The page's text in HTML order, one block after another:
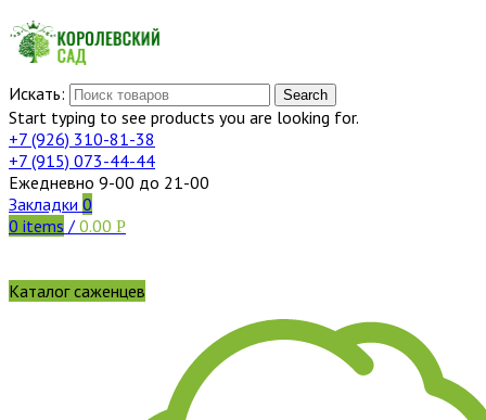
Искать: Search
Start typing to see products you are looking for.
+7 (926) 310-81-38
+7 (915) 073-44-44
Ежедневно 9-00 до 21-00
Закладки 0
0 items / 0.00 Р
Каталог саженцев